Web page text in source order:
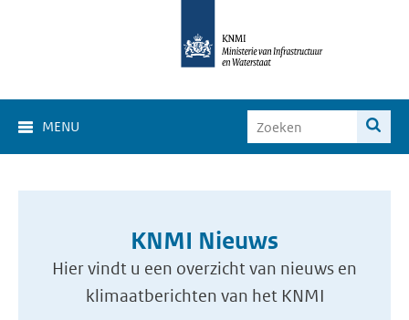
MENU
KNMI Nieuws
Hier vindt u een overzicht van nieuws en
klimaatberichten van het KNMI